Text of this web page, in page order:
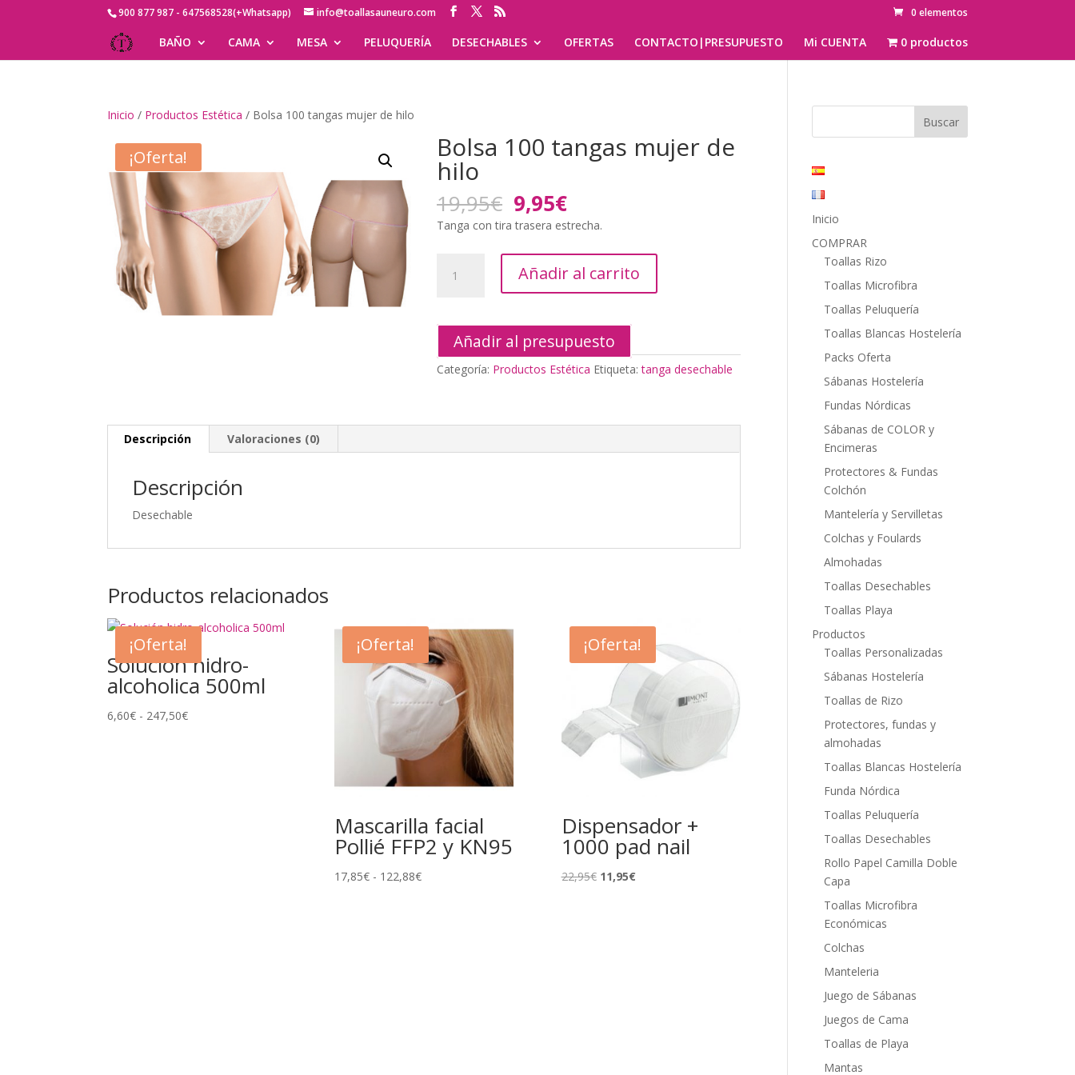
900 877 987 - 647568528(+Whatsapp) info@toallasauneuro.com 0 elementos
BAÑO CAMA MESA PELUQUERÍA DESECHABLES OFERTAS CONTACTO|PRESUPUESTO Mi CUENTA 0 productos
Inicio / Productos Estética / Bolsa 100 tangas mujer de hilo
¡Oferta! Bolsa 100 tangas mujer de
hilo
19,95€ El
precio
original
era:
19,95€.
9,95€El
precio
actual
es:
9,95€.
Tanga con tira trasera estrecha.
100
hilo
cantidad
Añadir al carrito
Añadir al presupuesto
Categoría: Productos Estética Etiqueta:tanga desechable
Descripción Valoraciones (0)
Descripción
Desechable
Productos relacionados
¡Oferta!
Solución hidro-
alcoholica 500ml
6,60€ - 247,50€Rango
¡Oferta!
Mascarilla facial
Pollié FFP2 y KN95
17,85€ - 122,88€Rango
¡Oferta!
Dispensador +
1000 pad nail
22,95€ El
11,95€El
Inicio
COMPRAR
Toallas Rizo
Toallas Microfibra
Toallas Peluquería
Toallas Blancas Hostelería
Packs Oferta
Sábanas Hostelería
Fundas Nórdicas
Sábanas de COLOR y
Encimeras
Protectores & Fundas
Colchón
Mantelería y Servilletas
Colchas y Foulards
Almohadas
Toallas Desechables
Toallas Playa
Productos
Toallas Personalizadas
Sábanas Hostelería
Toallas de Rizo
Protectores, fundas y
almohadas
Toallas Blancas Hostelería
Funda Nórdica
Toallas Peluquería
Toallas Desechables
Rollo Papel Camilla Doble
Capa
Toallas Microfibra
Económicas
Colchas
Manteleria
Juego de Sábanas
Juegos de Cama
Toallas de Playa
Mantas